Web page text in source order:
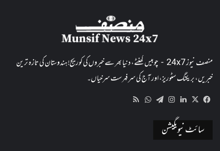
منصف نیوز 24x7 - چوبیس گھنٹے، دنیا بھر سے خبروں کی کوریج! ہندوستان کی تازہ ترین
خبریں، بریکنگ سٹوریز، اور آج کی سرفہرست سرخیاں۔
Facebook
X
LinkedIn
Instagram
Telegram
WhatsApp
سائٹ نیویگیشن